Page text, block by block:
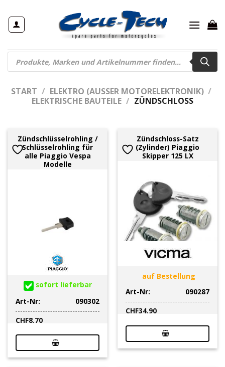
Inhalt
springen
Products
search
START / ELEKTRO (AUSSER MOTORELEKTRONIK) /
ELEKTRISCHE BAUTEILE / ZÜNDSCHLOSS
Zündschlüsselrohling /
Schlüsselrohling für
alle Piaggio Vespa
Modelle
sofort lieferbar
Art-Nr:
090302
CHF8.70
Zündschloss-Satz
(Zylinder) Piaggio
Skipper 125 LX
auf Bestellung
Art-Nr:
090287
CHF34.90